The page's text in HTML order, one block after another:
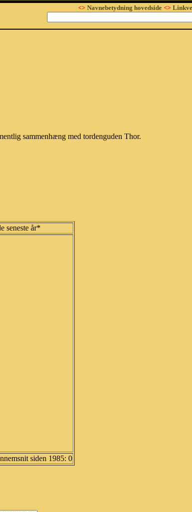
<> Navnebetydning hovedside <>
sammenhæng med tordenguden Thor.
seneste år*
siden 1985: 0